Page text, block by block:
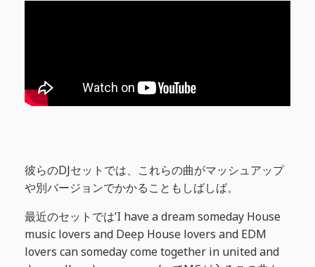
彼らのDJセットでは、これらの曲がマッシュアップ
や別バージョンでかかることもしばしば。
最近のセットでは’I have a dream someday House
music lovers and Deep House lovers and EDM
lovers can someday come together in united and